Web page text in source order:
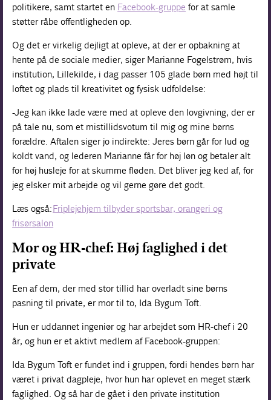
politikere, samt startet en Facebook-gruppe for at samle
støtter råbe offentligheden op.
Og det er virkelig dejligt at opleve, at der er opbakning at
hente på de sociale medier, siger Marianne Fogelstrøm, hvis
institution, Lillekilde, i dag passer 105 glade børn med højt til
loftet og plads til kreativitet og fysisk udfoldelse:
-Jeg kan ikke lade være med at opleve den lovgivning, der er
på tale nu, som et mistillidsvotum til mig og mine børns
forældre. Aftalen siger jo indirekte: Jeres børn går for lud og
koldt vand, og lederen Marianne får for høj løn og betaler alt
for høj husleje for at skumme fløden. Det bliver jeg ked af, for
jeg elsker mit arbejde og vil gerne gøre det godt.
Læs også:Friplejehjem tilbyder sportsbar, orangeri og
frisørsalon
Mor og HR-chef: Høj faglighed i det
private
Een af dem, der med stor tillid har overladt sine børns
pasning til private, er mor til to, Ida Bygum Toft.
Hun er uddannet ingeniør og har arbejdet som HR-chef i 20
år, og hun er et aktivt medlem af Facebook-gruppen:
Ida Bygum Toft er fundet ind i gruppen, fordi hendes børn har
været i privat dagpleje, hvor hun har oplevet en meget stærk
faglighed. Og så har de gået i den private institution